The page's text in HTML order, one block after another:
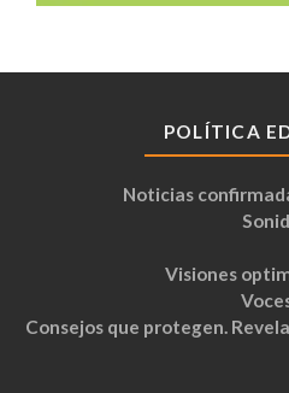
POLÍTICA
Noticias
Visiones
Consejos que protegen.